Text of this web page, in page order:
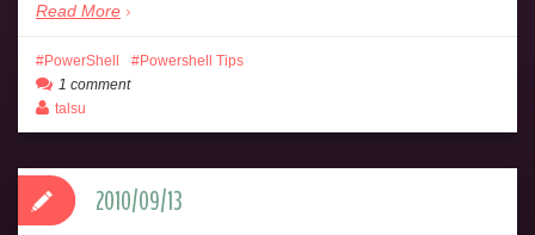
Read More
PowerShell
Powershell Tips
1 comment
talsu
2010/09/13